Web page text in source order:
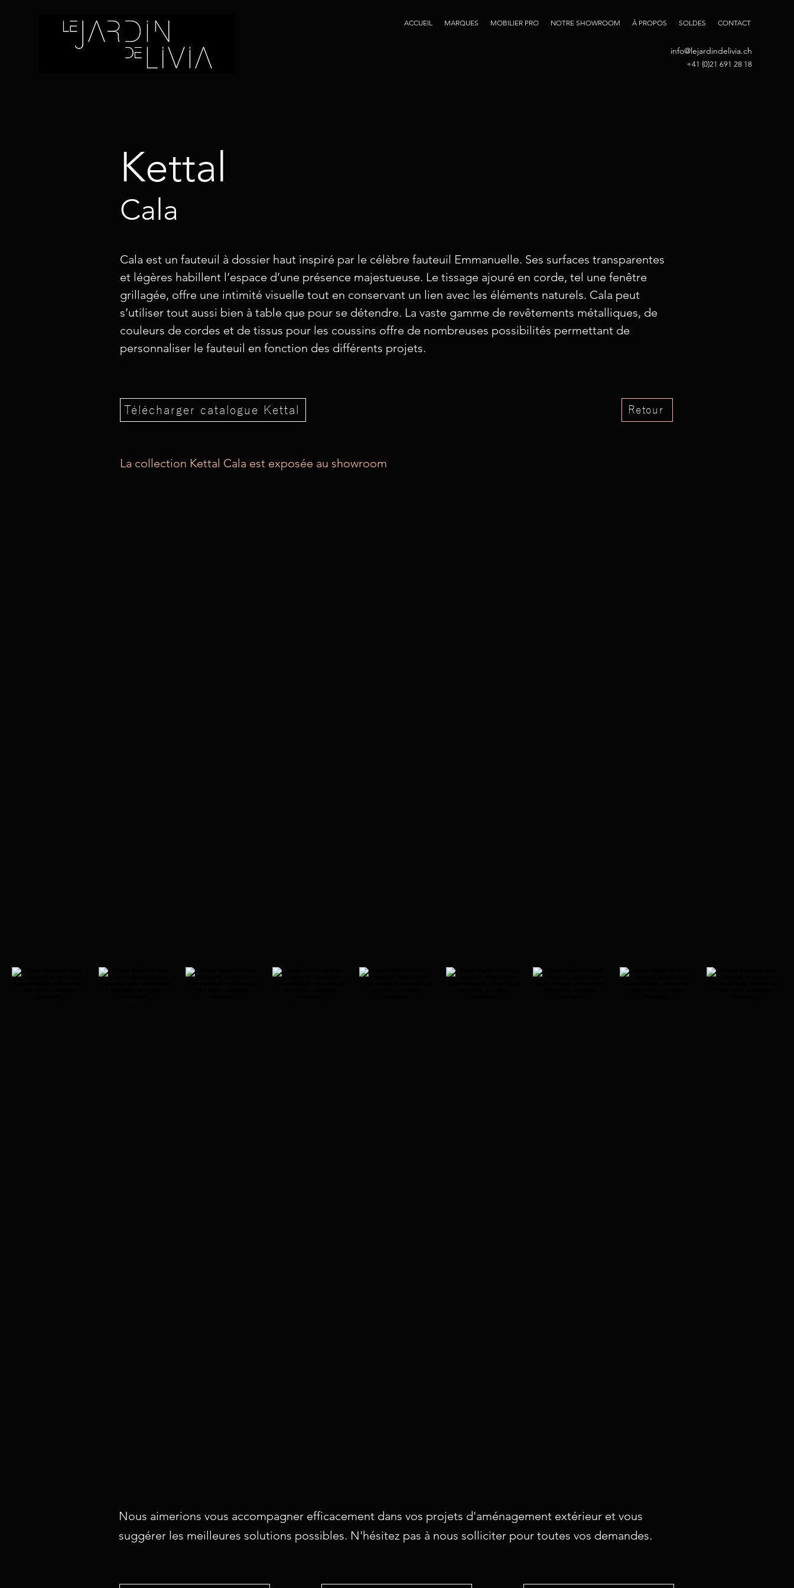
ACCUEIL MARQUES MOBILIER PRO NOTRE SHOWROOM À PROPOS SOLDES CONTACT
info@lejardindelivia.ch
+41 (0)21 691 28 18
Kettal
Cala
Cala est un fauteuil à dossier haut inspiré par le célèbre fauteuil Emmanuelle. Ses surfaces transparentes
et légères habillent l’espace d’une présence majestueuse. Le tissage ajouré en corde, tel une fenêtre
grillagée, offre une intimité visuelle tout en conservant un lien avec les éléments naturels. Cala peut
s’utiliser tout aussi bien à table que pour se détendre. La vaste gamme de revêtements métalliques, de
couleurs de cordes et de tissus pour les coussins offre de nombreuses possibilités permettant de
personnaliser le fauteuil en fonction des différents projets.
Télécharger catalogue Kettal Retour
La collection Kettal Cala est exposée au showroom
Nous aimerions vous accompagner efficacement dans vos projets d'aménagement extérieur et vous
suggérer les meilleures solutions possibles. N'hésitez pas à nous solliciter pour toutes vos demandes.